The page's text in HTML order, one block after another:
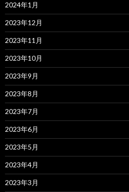
2024年1月
2023年12月
2023年11月
2023年10月
2023年9月
2023年8月
2023年7月
2023年6月
2023年5月
2023年4月
2023年3月